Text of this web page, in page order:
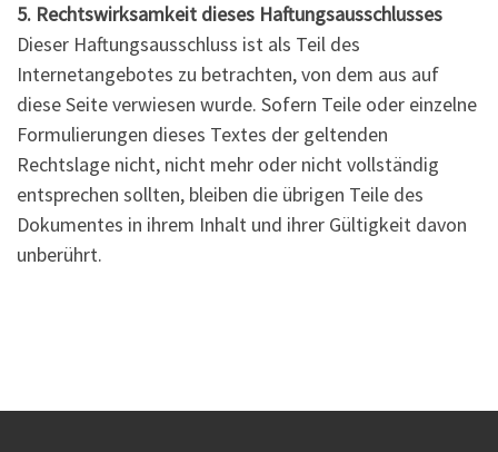
5. Rechtswirksamkeit dieses Haftungsausschlusses
Dieser Haftungsausschluss ist als Teil des
Internetangebotes zu betrachten, von dem aus auf
diese Seite verwiesen wurde. Sofern Teile oder einzelne
Formulierungen dieses Textes der geltenden
Rechtslage nicht, nicht mehr oder nicht vollständig
entsprechen sollten, bleiben die übrigen Teile des
Dokumentes in ihrem Inhalt und ihrer Gültigkeit davon
unberührt.